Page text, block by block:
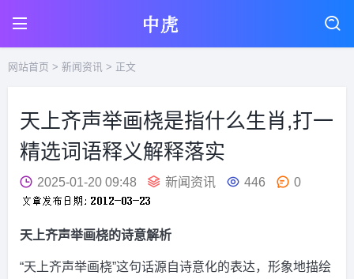
网站首页 > 新闻资讯 > 正文
天上齐声举画桡是指什么生肖,打一
精选词语释义解释落实
2025-01-20 09:48 新闻资讯 446 0
天上齐声举画桡的诗意解析
“天上齐声举画桡”这句话源自诗意化的表达，形象地描绘